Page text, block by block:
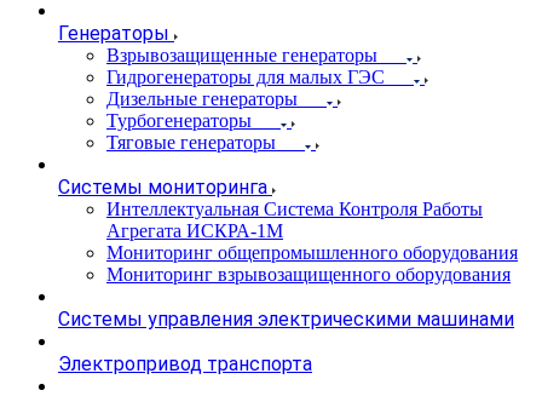
Генераторы
Взрывозащищенные генераторы
Гидрогенераторы для малых ГЭС
Дизельные генераторы
Турбогенераторы
Тяговые генераторы
Системы мониторинга
Интеллектуальная Система Контроля Работы
Агрегата ИСКРА-1М
Мониторинг общепромышленного оборудования
Мониторинг взрывозащищенного оборудования
Системы управления электрическими машинами
Электропривод транспорта